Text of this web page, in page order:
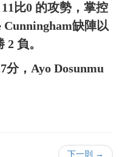
比0 的攻勢，掌控
Cunningham缺陣以
負。
分，Ayo Dosunmu
下一則 →